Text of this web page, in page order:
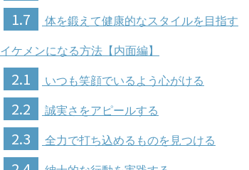
1.7 体を鍛えて健康的なスタイルを目指す
イケメンになる方法【内面編】
2.1 いつも笑顔でいるよう心がける
2.2 誠実さをアピールする
2.3 全力で打ち込めるものを見つける